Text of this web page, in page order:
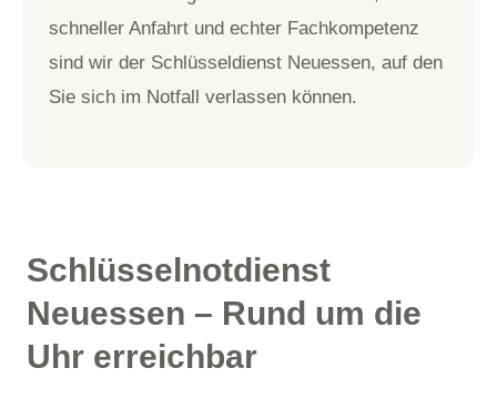
schneller Anfahrt und echter Fachkompetenz
sind wir der Schlüsseldienst Neuessen, auf den
Sie sich im Notfall verlassen können.
Schlüsselnotdienst
Neuessen – Rund um die
Uhr erreichbar